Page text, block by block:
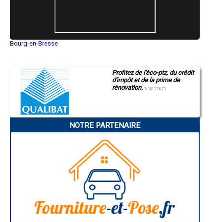
- Entreprise de rénovation immobilière à Ronquerolles
- Entreprise de rénovation immobilière à Ableiges
Bourg-en-Bresse
Gap
Nice
Annonay
Charleville-Mézières
Troyes
Narbonne
Marseille
Périgueux
Besançon
Profitez de l'éco-ptz, du crédit
d'impôt et de la prime de
rénovation. N°E157671
NOTRE PARTENAIRE